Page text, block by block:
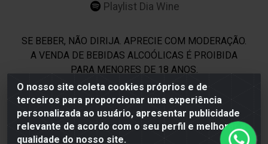
O nosso site coleta cookies próprios e de
terceiros para proporcionar uma experiência
personalizada ao usuário, apresentar publicidade
relevante de acordo com o seu perfil e melhorar a
qualidade do nosso site.
Playlist Dia Wine
SE BEBER, NÃO DIRIJA. APRECIE COM MODERAÇÃO.
A VENDA DE BEBIDAS ALCOÓLICAS É PROIBIDA
PARA MENORES DE 18 ANOS.
Dia Wine - Rodovia BR 232 KM 22,5 - Moreno/PE - CEP
54800-000 - CNPJ 69.944.973/0001-85